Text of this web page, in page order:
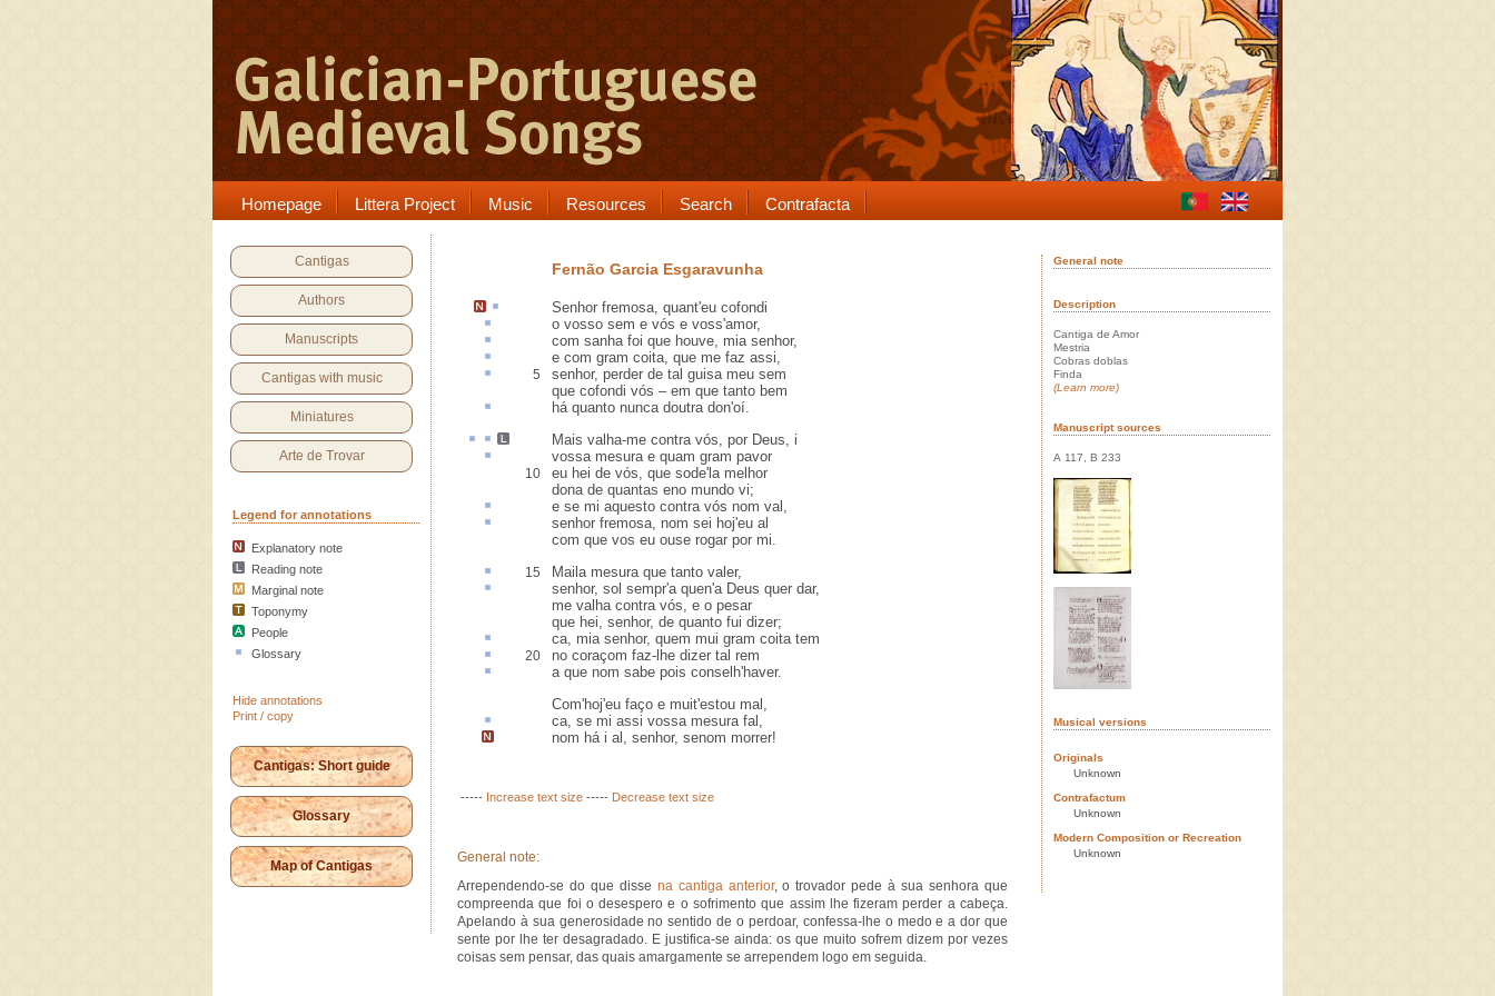
Homepage Littera Project Music Resources Search Contrafacta
Cantigas
Authors
Manuscripts
Cantigas with music
Miniatures
Arte de Trovar
Legend for annotations
Explanatory note
Reading note
Marginal note
Toponymy
People
Glossary
Hide annotations
Print / copy
Cantigas: Short guide
Glossary
Map of Cantigas
Fernão Garcia Esgaravunha
Senhor fremosa, quant'eu cofondi
o vosso sem e vós e voss'amor,
com sanhafoi que houve, mia senhor,
e com gram coita, que me faz assi,
5 senhor, perder de tal guisameu sem
que cofondi vós – em que tanto bem
há quanto nunca doutra don'oí.
Mais valha-me contravós, por Deus, i
vossa mesurae quam gram pavor
10
eu hei de vós, que sode'la melhor
dona de quantas eno mundo vi;
e se mi aquesto contra vós nom val,
senhor fremosa, nom sei hoj'eu al
com que vos eu ouse rogar por mi.
15 Mailamesura que tanto valer,
senhor, sol sempr'a quen'a Deus quer dar,
me valha contra vós, e o pesar
que hei, senhor, de quanto fui dizer;
ca, mia senhor, quem mui gram coita tem
20 no coraçom faz-lhe dizer tal rem
a que nom sabe pois conselh'haver.
Com'hoj'eu faço e muit'estou mal,
ca, se mi assi vossa mesura fal ,
nom há i al , senhor, senom morrer!
----- Increase text size ----- Decrease text size
General note:
Arrependendo-se do que disse na cantiga anterior, o trovador pede à sua senhora que
compreenda que foi o desespero e o sofrimento que assim lhe fizeram perder a cabeça.
Apelando à sua generosidade no sentido de o perdoar, confessa-lhe o medo e a dor que
sente por lhe ter desagradado. E justifica-se ainda: os que muito sofrem dizem por vezes
coisas sem pensar, das quais amargamente se arrependem logo em seguida.
General note
Description
Cantiga de Amor
Mestria
Cobras doblas
Finda
(Learn more)
Manuscript sources
A 117, B 233
Musical versions
Originals
Unknown
Contrafactum
Unknown
Modern Composition or Recreation
Unknown